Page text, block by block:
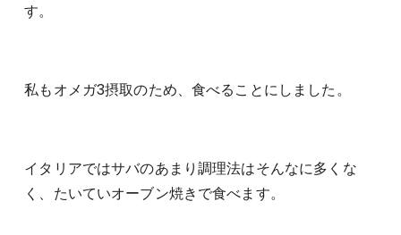
す。
私もオメガ3摂取のため、食べることにしました。
イタリアではサバのあまり調理法はそんなに多くな
く、たいていオーブン焼きで食べます。